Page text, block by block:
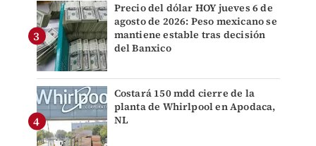
Precio del dólar HOY jueves 6 de
agosto de 2026: Peso mexicano se
mantiene estable tras decisión
del Banxico
Costará 150 mdd cierre de la
planta de Whirlpool en Apodaca,
NL